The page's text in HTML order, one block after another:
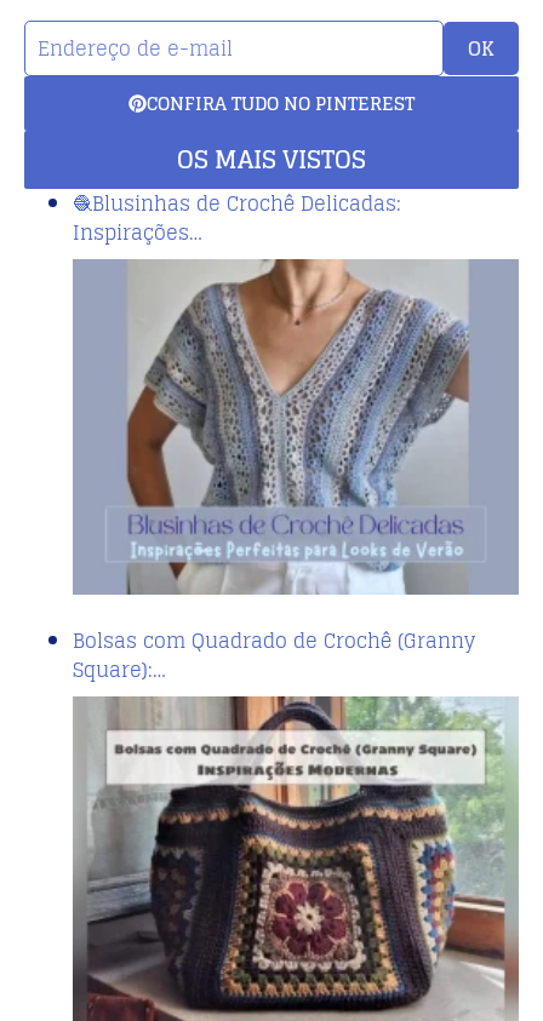
OK
CONFIRA TUDO NO PINTEREST
OS MAIS VISTOS
🧶Blusinhas de Crochê Delicadas:
Inspirações…
Bolsas com Quadrado de Crochê (Granny
Square):…